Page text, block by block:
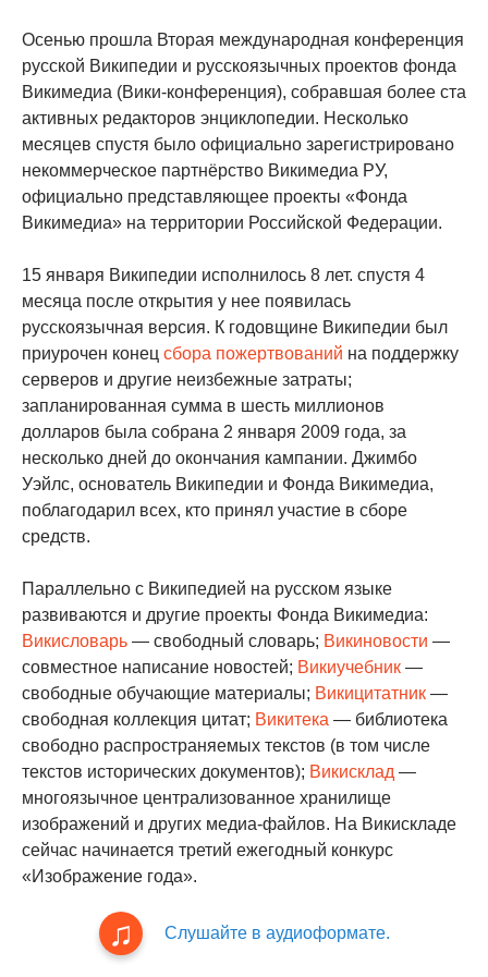
Осенью прошла Вторая международная конференция
русской Википедии и русскоязычных проектов фонда
Викимедиа (Вики-конференция), собравшая более ста
активных редакторов энциклопедии. Несколько
месяцев спустя было официально зарегистрировано
некоммерческое партнёрство Викимедиа РУ,
официально представляющее проекты «Фонда
Викимедиа» на территории Российской Федерации.
15 января Википедии исполнилось 8 лет. спустя 4
месяца после открытия у нее появилась
русскоязычная версия. К годовщине Википедии был
приурочен конец сбора пожертвований на поддержку
серверов и другие неизбежные затраты;
запланированная сумма в шесть миллионов
долларов была собрана 2 января 2009 года, за
несколько дней до окончания кампании. Джимбо
Уэйлс, основатель Википедии и Фонда Викимедиа,
поблагодарил всех, кто принял участие в сборе
средств.
Параллельно с Википедией на русском языке
развиваются и другие проекты Фонда Викимедиа:
Викисловарь — свободный словарь; Викиновости —
совместное написание новостей; Викиучебник —
свободные обучающие материалы; Викицитатник —
свободная коллекция цитат; Викитека — библиотека
свободно распространяемых текстов (в том числе
текстов исторических документов); Викисклад —
многоязычное централизованное хранилище
изображений и других медиа-файлов. На Викискладе
сейчас начинается третий ежегодный конкурс
«Изображение года».
Слушайте в аудиоформате.